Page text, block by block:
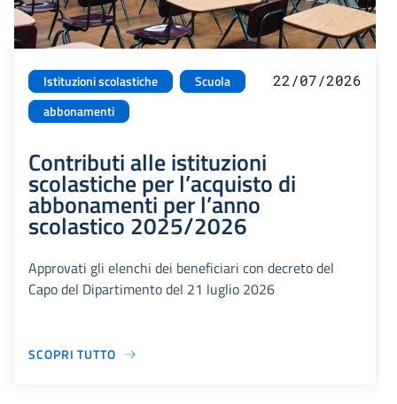
Istituzioni scolastiche
Scuola
abbonamenti
22/07/2026
Contributi alle istituzioni
scolastiche per l’acquisto di
abbonamenti per l’anno
scolastico 2025/2026
Approvati gli elenchi dei beneficiari con decreto del
Capo del Dipartimento del 21 luglio 2026
SCOPRI TUTTO